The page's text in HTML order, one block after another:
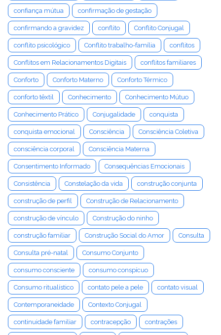
confiança mútua confirmação de gestação
confirmando a gravidez conflito Conflito Conjugal
conflito psicológico Conflito trabalho-família conflitos
Conflitos em Relacionamentos Digitais conflitos familiares
Conforto Conforto Materno Conforto Térmico
conforto têxtil Conhecimento Conhecimento Mútuo
Conhecimento Prático Conjugalidade conquista
conquista emocional Consciência Consciência Coletiva
consciência corporal Consciência Materna
Consentimento Informado Consequências Emocionais
Consistência Constelação da vida construção conjunta
construção de perfil Construção de Relacionamento
construção de vínculo Construção do ninho
construção familiar Construção Social do Amor Consulta
Consulta pré-natal Consumo Conjunto
consumo consciente consumo conspícuo
Consumo ritualístico contato pele a pele contato visual
Contemporaneidade Contexto Conjugal
continuidade familiar contracepção contrações